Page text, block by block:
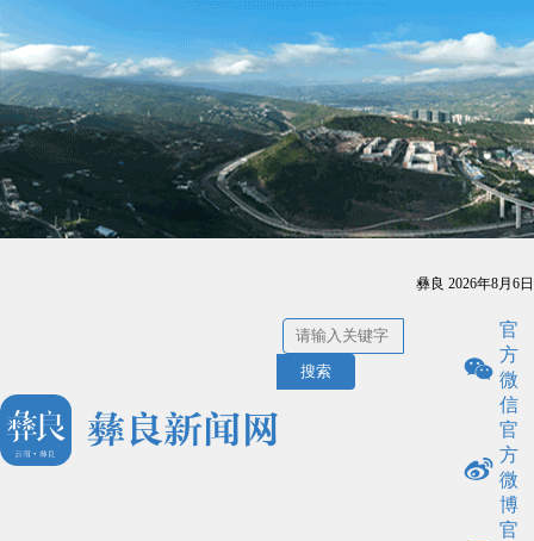
彝良 2026年8月6日
搜索
官
方
微
信
官
方
微
博
官